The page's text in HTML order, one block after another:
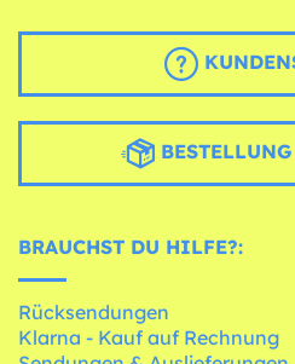
BRAUCHST DU HILFE?:
Rücksendungen
Klarna - Kauf auf Rechnung